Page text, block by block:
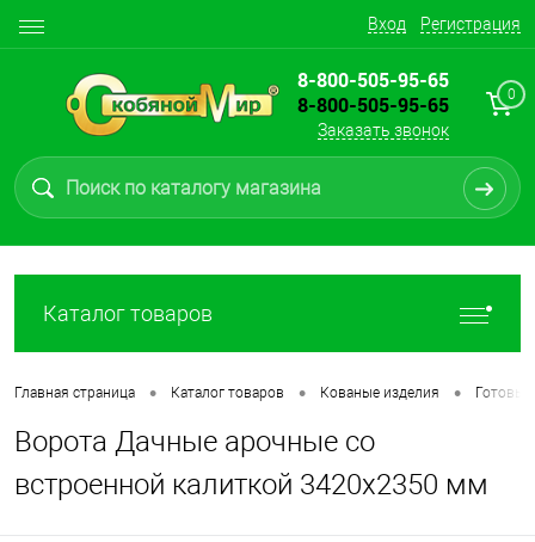
Вход Регистрация
8-800-505-95-65
8-800-505-95-65
Заказать звонок
0
Каталог товаров
Главная страница • Каталог товаров • Кованые изделия •
Ворота Дачные арочные со
встроенной калиткой 3420х2350 мм